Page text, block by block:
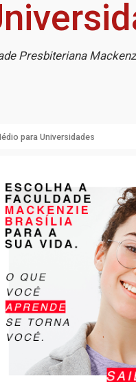
Presbiteriana
para Universidades